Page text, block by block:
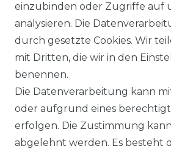
einzubinden oder Zugriffe auf
analysieren. Die
durch gesetzte Cookies. Wir
mit Dritten, die wir in den
benennen.
Die Datenverarbeitung kann
oder aufgrund eines
erfolgen. Die Zustimmung
abgelehnt werden. Es besteht
AGB
Widerrufs­recht